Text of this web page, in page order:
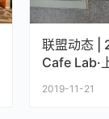
联盟动态 |
Cafe Lab·
2019-11-21